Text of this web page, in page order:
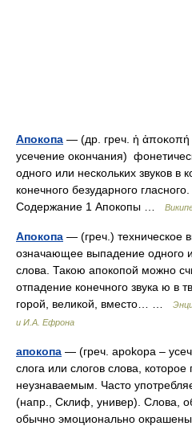
Апокопа — (др. греч. ἡ ἀποκοπή
усечение окончания)
одного или нескольких звуков в
конечного безударного
Содержание 1 Апокопы …
Апокопа — (греч.) техническое
означающее выпадение одного
слова. Такою апокопой можно
отпадение конечного звука ю в
горой, великой, вместо… …
и И.А. Ефрона
апокопа — (греч. apokopa –
слога или слогов слова,
неузнаваемым. Часто
(напр., Склиф, универ). Слова,
обычно эмоционально